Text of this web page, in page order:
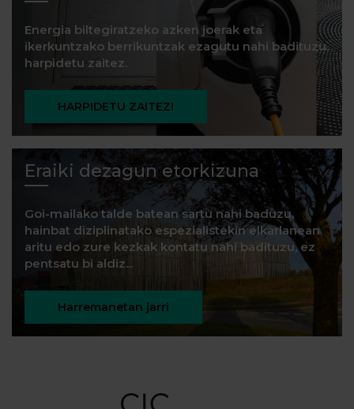
Energia biltegiratzeko azken joerak eta
ikerkuntzako berrikuntzak ezagutu nahi badituzu,
harpidetu zaitez.
HARPIDETU ZAITEZ!
Eraiki dezagun etorkizuna
Goi-mailako talde batean sartu nahi baduzu,
hainbat diziplinatako espezialistekin elkarlanean
aritu edo zure kezkak kontatu nahi badituzu, ez
pentsatu bi aldiz...
Harremanetan jarri